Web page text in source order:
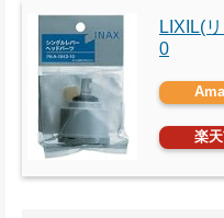
LIXIL(
0
楽